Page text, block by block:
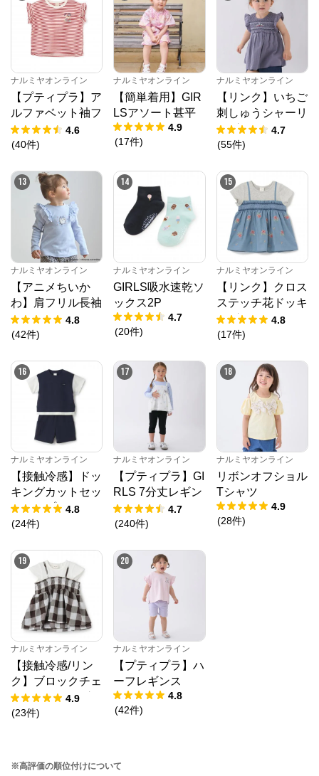
ナルミヤオンライン
【プティプラ】ア
ルファベット袖フ
リルTシャツ
4.6
(40件)
ナルミヤオンライン
【簡単着用】GIR
LSアソート甚平
4.9
(17件)
ナルミヤオンライン
【リンク】いちご
刺しゅうシャーリ
ングチュニック
4.7
(55件)
13
ナルミヤオンライン
【アニメちいか
わ】肩フリル長袖
Tシャツ
4.8
(42件)
14
ナルミヤオンライン
GIRLS吸水速乾ソ
ックス2P
4.7
(20件)
15
ナルミヤオンライン
【リンク】クロス
ステッチ花ドッキ
ングTシャツ
4.8
(17件)
16
ナルミヤオンライン
【接触冷感】ドッ
キングカットセッ
トアップ
4.8
(24件)
17
ナルミヤオンライン
【プティプラ】GI
RLS 7分丈レギン
ス
4.7
(240件)
18
ナルミヤオンライン
リボンオフショル
Tシャツ
4.9
(28件)
19
ナルミヤオンライン
【接触冷感/リン
ク】ブロックチェ
ックドッキングT
シャツ
4.9
(23件)
20
ナルミヤオンライン
【プティプラ】ハ
ーフレギンス
4.8
(42件)
※高評価の順位付けについて